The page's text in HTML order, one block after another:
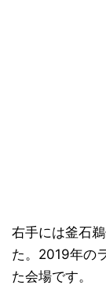
右手には釜石
た。2019年の
た会場です。